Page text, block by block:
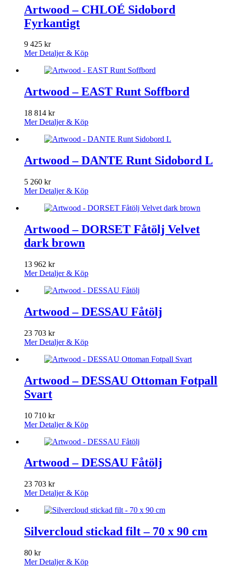
Artwood – CHLOÉ Sidobord
Fyrkantigt
9 425 kr
Mer Detaljer & Köp
Artwood – EAST Runt Soffbord
18 814 kr
Mer Detaljer & Köp
Artwood – DANTE Runt Sidobord L
5 260 kr
Mer Detaljer & Köp
Artwood – DORSET Fåtölj Velvet
dark brown
13 962 kr
Mer Detaljer & Köp
Artwood – DESSAU Fåtölj
23 703 kr
Mer Detaljer & Köp
Artwood – DESSAU Ottoman Fotpall
Svart
10 710 kr
Mer Detaljer & Köp
Artwood – DESSAU Fåtölj
23 703 kr
Mer Detaljer & Köp
Silvercloud stickad filt – 70 x 90 cm
80 kr
Mer Detaljer & Köp